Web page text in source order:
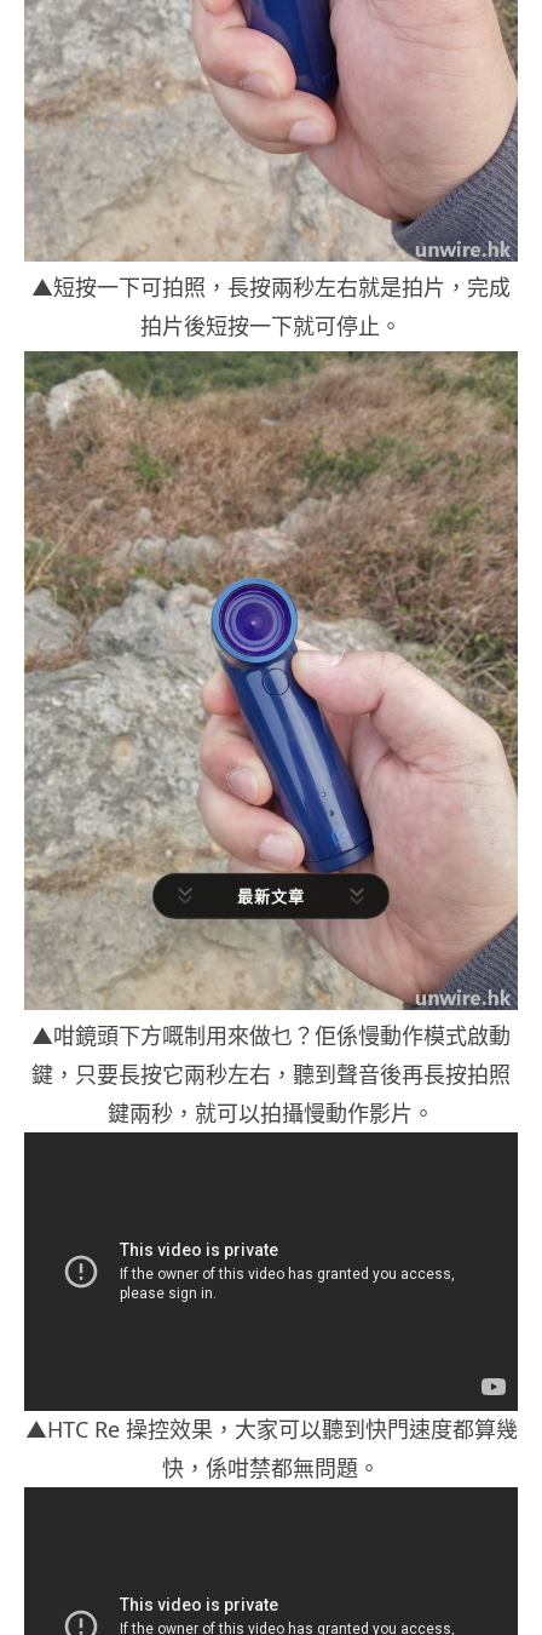
▲短按一下可拍照，長按兩秒左右就是拍片，完成
拍片後短按一下就可停止。
▲咁鏡頭下方嘅制用來做乜？佢係慢動作模式啟動
鍵，只要長按它兩秒左右，聽到聲音後再長按拍照
鍵兩秒，就可以拍攝慢動作影片。
▲HTC Re 操控效果，大家可以聽到快門速度都算幾
快，係咁禁都無問題。
最新文章